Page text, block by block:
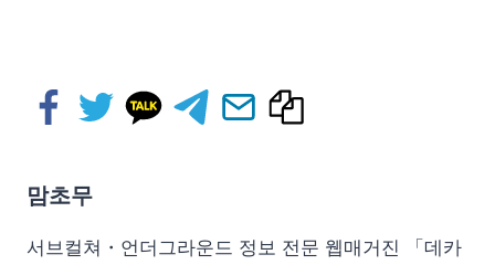
맘초무
서브컬쳐・언더그라운드 정보 전문 웹매거진 「데카